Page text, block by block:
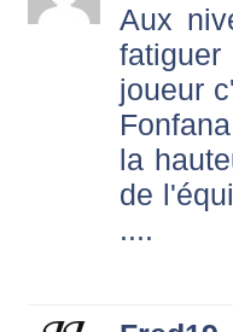
Aux
joueur
la
de
....